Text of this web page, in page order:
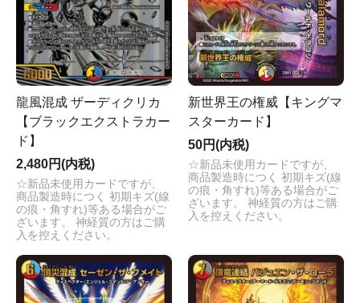
龍風混成 ザーディクリカ
【ブラックエクストラカー
ド】
2,480円(内税)
☆新品未使用カードですが、
商品製造時につく 初期キズ(線
の痕・角すれ)等ある場合がご
ざいます。 神経質の方はご購
入を控えください。
新世界王の権威【キングマ
スターカード】
50円(内税)
☆新品未使用カードですが、
商品製造時につく 初期キズ(線
の痕・角すれ)等ある場合がご
ざいます。 神経質の方はご購
入を控えください。